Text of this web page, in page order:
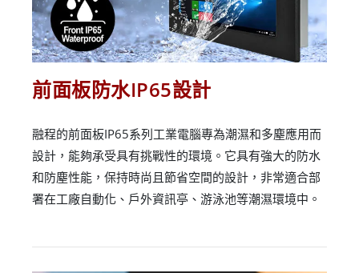
前面板防水IP65設計
融程的前面板IP65系列工業電腦專為潮濕和多塵應用而
設計，能夠承受具有挑戰性的環境。它具有強大的防水
和防塵性能，保持時尚且節省空間的設計，非常適合部
署在工廠自動化、戶外資訊亭、游泳池等潮濕環境中。